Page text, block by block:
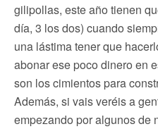
gilipollas, este año tienen
día, 3 los dos) cuando
una lástima tener que
abonar ese poco dinero en
son los cimientos para
Además, si vais veréis a
empezando por algunos de